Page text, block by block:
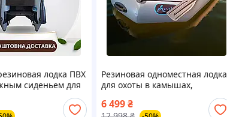
лодка ПВХ
сиденьем для
моторные лодки
Резиновая одноместная лодка
для охоты в камышах,
бюджетная гребная надувная
лодка из пвх для сплава и
6 499 ₴